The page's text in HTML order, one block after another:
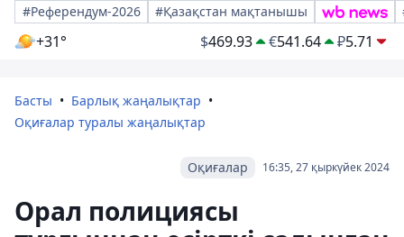
#Референдум-2026
#Қазақстан мақтанышы
+31° $469.93 €541.64 ₽5.71
Басты
Барлық жаңалықтар
Оқиғалар туралы жаңалықтар
16:35, 27 қыркүйек 2024
Оқиғалар
Орал полициясы